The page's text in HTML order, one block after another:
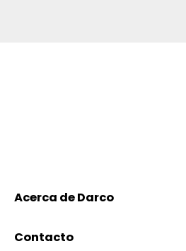
Acerca de Darco
Contacto